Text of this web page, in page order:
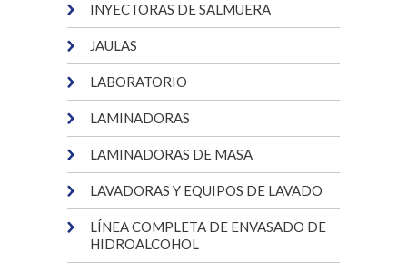
INYECTORAS DE SALMUERA
JAULAS
LABORATORIO
LAMINADORAS
LAMINADORAS DE MASA
LAVADORAS Y EQUIPOS DE LAVADO
LÍNEA COMPLETA DE ENVASADO DE
HIDROALCOHOL